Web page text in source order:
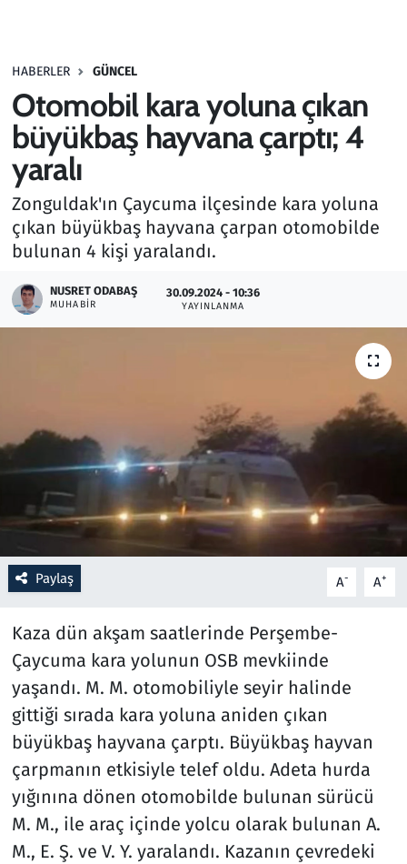
HABERLER GÜNCEL
Otomobil kara yoluna çıkan
büyükbaş hayvana çarptı; 4
yaralı
Zonguldak'ın Çaycuma ilçesinde kara yoluna
çıkan büyükbaş hayvana çarpan otomobilde
bulunan 4 kişi yaralandı.
NUSRET ODABAŞ
MUHABIR
30.09.2024 - 10:36
YAYINLANMA
Paylaş A- A+
Kaza dün akşam saatlerinde Perşembe-
Çaycuma kara yolunun OSB mevkiinde
yaşandı. M. M. otomobiliyle seyir halinde
gittiği sırada kara yoluna aniden çıkan
büyükbaş hayvana çarptı. Büyükbaş hayvan
çarpmanın etkisiyle telef oldu. Adeta hurda
yığınına dönen otomobilde bulunan sürücü
M. M., ile araç içinde yolcu olarak bulunan A.
M., E. Ş. ve V. Y. yaralandı. Kazanın çevredeki
Haber
Kültür Sanat
Kurumsal Haberler
Lezzet Durağı
Memur ve Kamu
Otomobil
Resmi İlanlar
Rüya Tabirleri
Sağlık
Savunma Sanayi
Seçim 2023
Spor
Teknoloji ve Bilim
Televizyon